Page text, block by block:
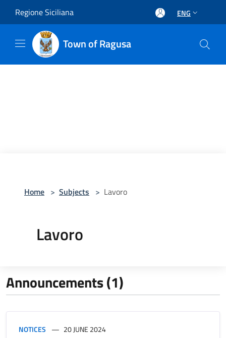
Regione Siciliana ENG
Town of Ragusa
Home > Subjects > Lavoro
Lavoro
Announcements (1)
NOTICES 20 JUNE 2024